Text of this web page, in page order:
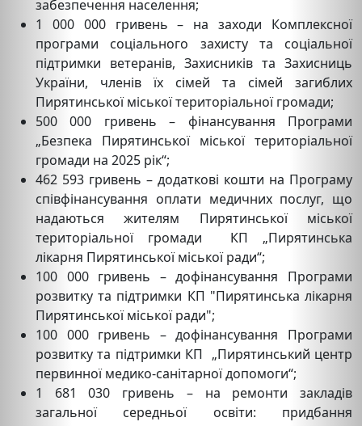
забезпечення населення;
1 000 000 гривень – на заходи Комплексної
програми соціального захисту та соціальної
підтримки ветеранів, Захисників та Захисниць
України, членів їх сімей та сімей загиблих
Пирятинської міської територіальної громади;
500 000 гривень – фінансування Програми
„Безпека Пирятинської міської територіальної
громади на 2025 рік“;
462 593 гривень – додаткові кошти на Програму
співфінансування оплати медичних послуг, що
надаються жителям Пирятинської міської
територіальної громади КП „Пирятинська
лікарня Пирятинської міської ради“;
100 000 гривень – дофінансування Програми
розвитку та підтримки КП "Пирятинська лікарня
Пирятинської міської ради";
100 000 гривень – дофінансування Програми
розвитку та підтримки КП „Пирятинський центр
первинної медико-санітарної допомоги“;
1 681 030 гривень – на ремонти закладів
загальної середньої освіти: придбання